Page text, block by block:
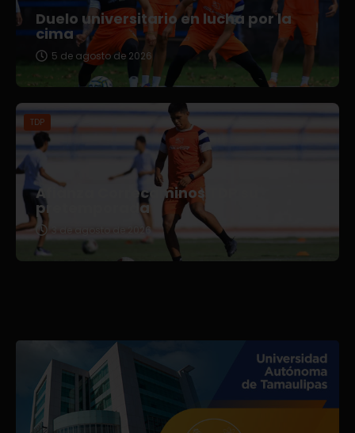
Duelo universitario en lucha por la
cima
5 de agosto de 2026
TDP
Afianza Correcaminos TDP su
pretemporada
3 de agosto de 2026